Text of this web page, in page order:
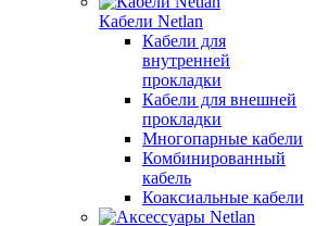
Кабели Netlan
Кабели для
внутренней
прокладки
Кабели для внешней
прокладки
Многопарные кабели
Комбинированный
кабель
Коаксиальные кабели